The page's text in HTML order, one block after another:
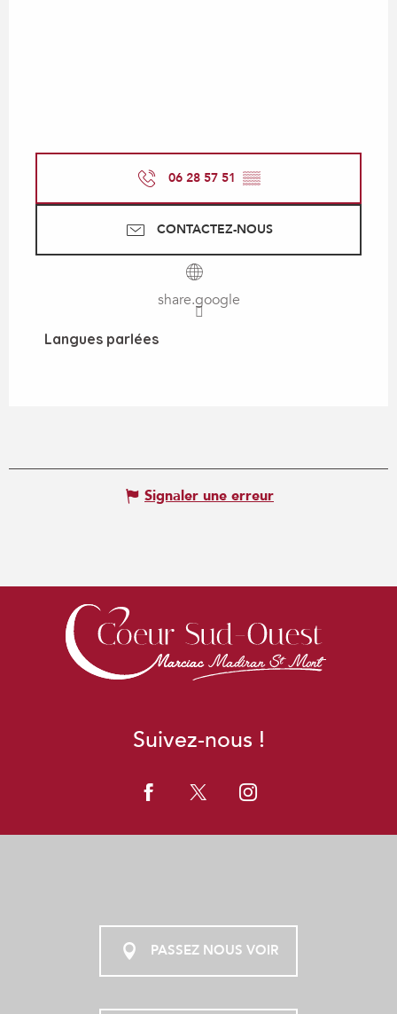
06 28 57 51 ▒▒
CONTACTEZ-NOUS
share.google
Langues parlées
Langues parlées
Signaler une erreur
Suivez-nous !
PASSEZ NOUS VOIR